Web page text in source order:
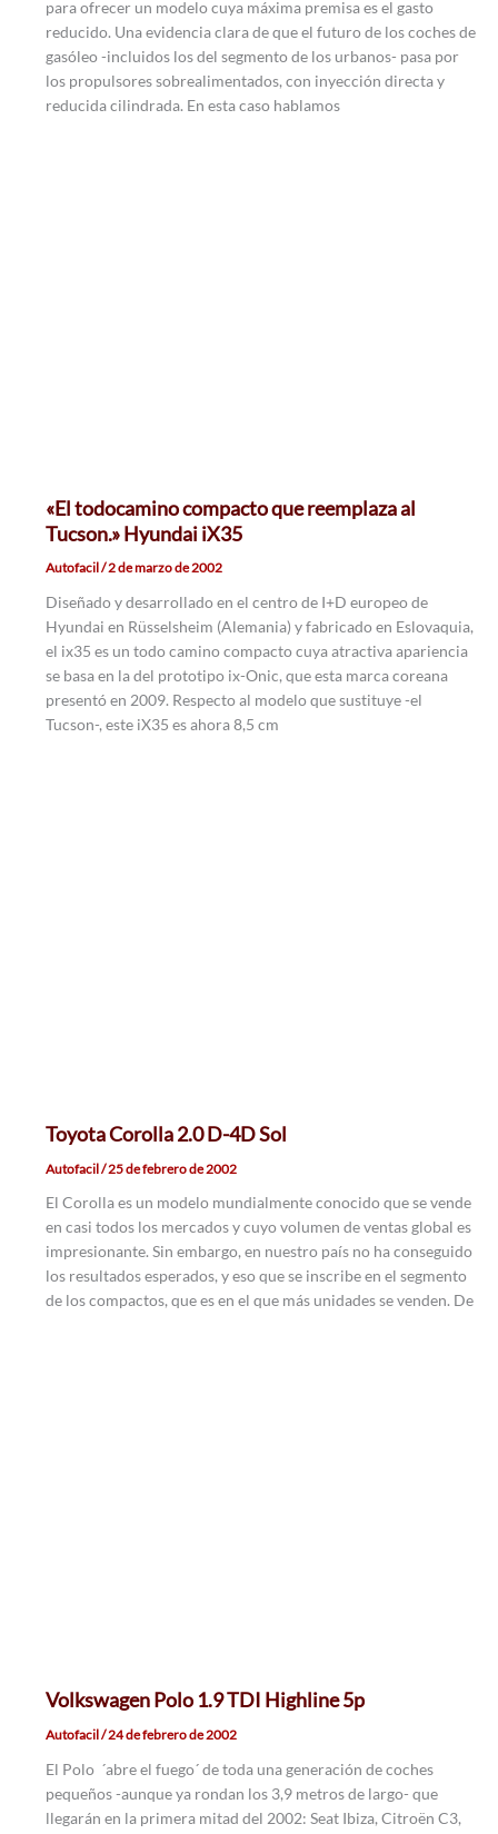
para ofrecer un modelo cuya máxima premisa es el gasto
reducido. Una evidencia clara de que el futuro de los coches de
gasóleo -incluidos los del segmento de los urbanos- pasa por
los propulsores sobrealimentados, con inyección directa y
reducida cilindrada. En esta caso hablamos
«El todocamino compacto que reemplaza al
Tucson.» Hyundai iX35
Autofacil/2 de marzo de 2002
Diseñado y desarrollado en el centro de I+D europeo de
Hyundai en Rüsselsheim (Alemania) y fabricado en Eslovaquia,
el ix35 es un todo camino compacto cuya atractiva apariencia
se basa en la del prototipo ix-Onic, que esta marca coreana
presentó en 2009. Respecto al modelo que sustituye -el
Tucson-, este iX35 es ahora 8,5 cm
Toyota Corolla 2.0 D-4D Sol
Autofacil/25 de febrero de 2002
El Corolla es un modelo mundialmente conocido que se vende
en casi todos los mercados y cuyo volumen de ventas global es
impresionante. Sin embargo, en nuestro país no ha conseguido
los resultados esperados, y eso que se inscribe en el segmento
de los compactos, que es en el que más unidades se venden. De
Volkswagen Polo 1.9 TDI Highline 5p
Autofacil/24 de febrero de 2002
El Polo ´abre el fuego´ de toda una generación de coches
pequeños -aunque ya rondan los 3,9 metros de largo- que
llegarán en la primera mitad del 2002: Seat Ibiza, Citroën C3,